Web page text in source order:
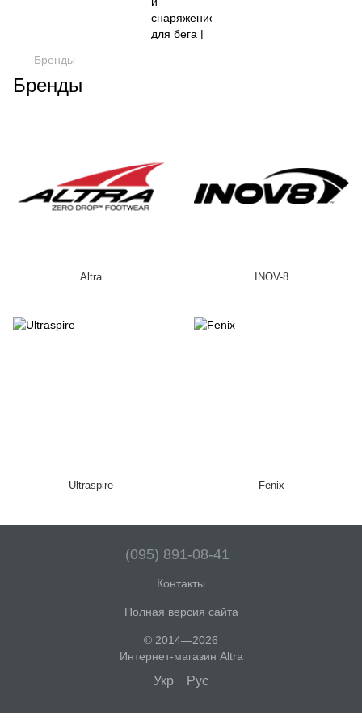
Бренды
Бренды
Altra INOV-8
Ultraspire Fenix
(095) 891-08-41
Контакты
Полная версия сайта
© 2014—2026
Интернет-магазин Altra
Укр Рус